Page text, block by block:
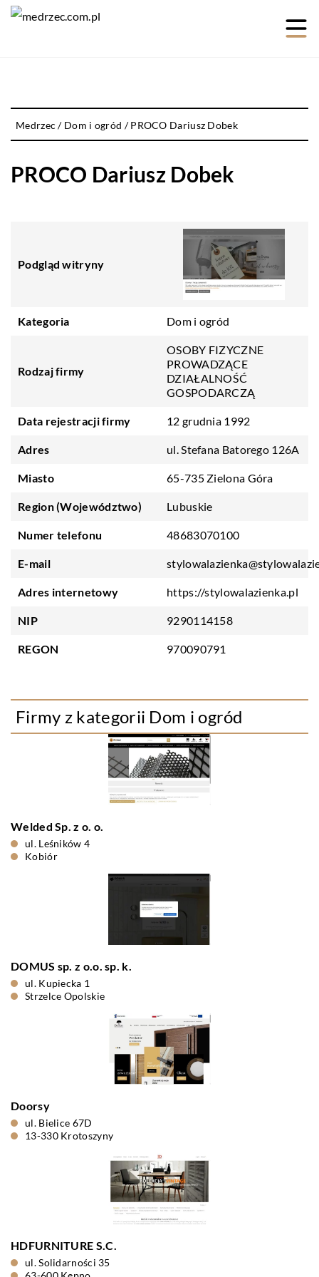
Medrzec / Dom i ogród /PROCO Dariusz Dobek
PROCO Dariusz Dobek
Podgląd witryny
Kategoria Dom i ogród
Rodzaj firmy
OSOBY FIZYCZNE
PROWADZĄCE
DZIAŁALNOŚĆ
GOSPODARCZĄ
Data rejestracji firmy 12 grudnia 1992
Adres ul. Stefana Batorego 126A
Miasto 65-735 Zielona Góra
Region (Województwo) Lubuskie
Numer telefonu 48683070100
E-mail
Adres internetowy https://stylowalazienka.pl
NIP 9290114158
REGON 970090791
Firmy z kategorii Dom i ogród
Welded Sp. z o. o.
ul. Leśników 4
Kobiór
DOMUS sp. z o.o. sp. k.
ul. Kupiecka 1
Strzelce Opolskie
Doorsy
ul. Bielice 67D
13-330 Krotoszyny
HDFURNITURE S.C.
ul. Solidarności 35